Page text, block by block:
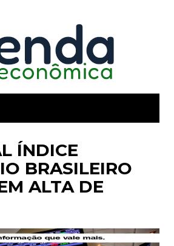
ÍNDICE
BRASILEIRO
ALTA DE